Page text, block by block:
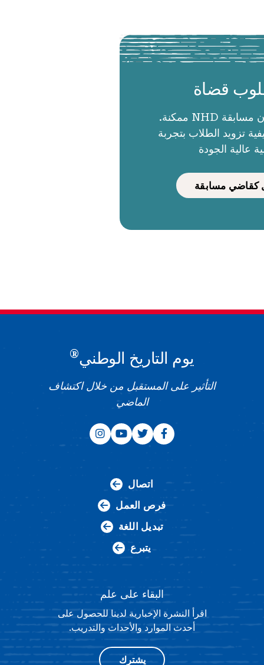
قضاة
الحكام يجعلون مسابقة NHD ممكنة.
تزويد الطلاب بتجربة
عالية الجودة
مسابقة
يوم التاريخ الوطني®
التأثير على المستقبل من خلال اكتشاف
الماضي
اتصال
فرص العمل
تبديل اللغة
يتبرع
البقاء على علم
اقرأ النشرة الإخبارية لدينا للحصول على
أحدث الموارد والأحداث والتدريب.
يشترك